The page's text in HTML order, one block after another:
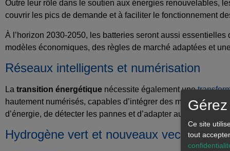
Outre leur rôle dans le soutien aux énergies renouvelables,
couvrir les pics de demande et à faciliter le fonctionnement
À l’horizon 2030-2050, les batteries seront aussi
modèles économiques, des règles de marché adaptées et
Réseaux intelligents et numérisation
La transition énergétique nécessite également une
hautement numérisés, capables d’intégrer des millions de
d’énergie, de détecter les pannes et d’adapter
Hydrogène vert et nouveaux vecteurs
Ce site
tout